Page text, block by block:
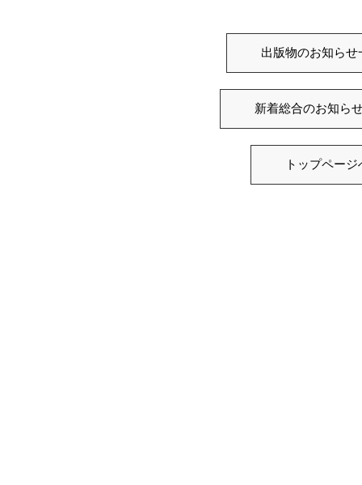
出版物のお知らせ
新着総合のお知ら
トップページ